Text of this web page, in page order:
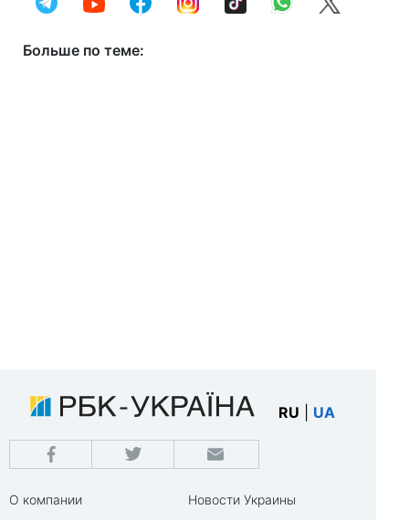
Больше по теме:
RU UA
О компании
Новости Украины